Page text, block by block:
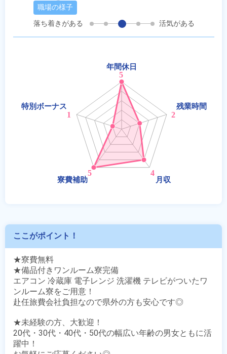
職場の様子
落ち着きがある
活気がある
ここがポイント！
★寮費無料
★備品付きワンルーム寮完備
エアコン 冷蔵庫 電子レンジ 洗濯機 テレビがついたワ
ンルーム寮をご用意！
赴任旅費会社負担なので県外の方も安心です◎
★未経験の方、大歓迎！
20代・30代・40代・50代の幅広い年齢の男女ともに活
躍中！